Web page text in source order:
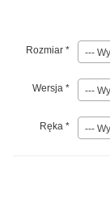
Rozmiar * ---
Wersja * ---
Ręka * ---